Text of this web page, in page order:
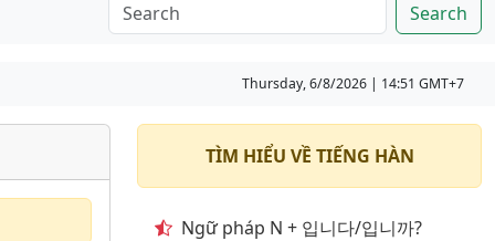
Search
Thursday, 6/8/2026 | 14:51 GMT+7
TÌM HIỂU VỀ TIẾNG HÀN
Ngữ pháp N + 입니다/입니까?